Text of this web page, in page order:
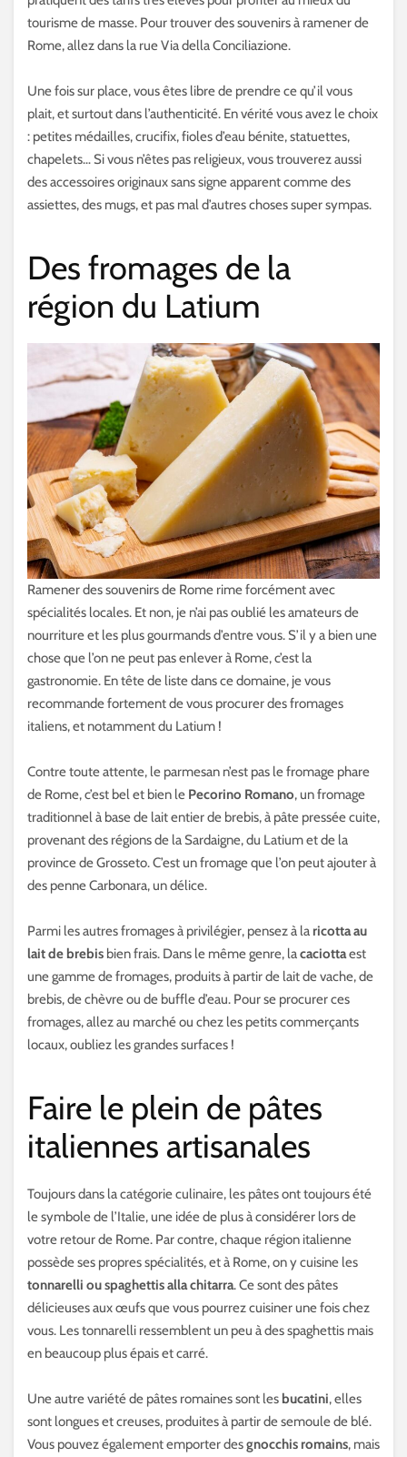
tourisme de masse. Pour trouver des souvenirs à ramener de
Rome, allez dans la rue Via della Conciliazione.
Une fois sur place, vous êtes libre de prendre ce qu’il vous
plait, et surtout dans l’authenticité. En vérité vous avez le choix
: petites médailles, crucifix, fioles d’eau bénite, statuettes,
chapelets… Si vous n’êtes pas religieux, vous trouverez aussi
des accessoires originaux sans signe apparent comme des
assiettes, des mugs, et pas mal d’autres choses super sympas.
Des fromages de la
région du Latium
Ramener des souvenirs de Rome rime forcément avec
spécialités locales. Et non, je n’ai pas oublié les amateurs de
nourriture et les plus gourmands d’entre vous. S’il y a bien une
chose que l’on ne peut pas enlever à Rome, c’est la
gastronomie. En tête de liste dans ce domaine, je vous
recommande fortement de vous procurer des fromages
italiens, et notamment du Latium !
Contre toute attente, le parmesan n’est pas le fromage phare
de Rome, c’est bel et bien le Pecorino Romano, un fromage
traditionnel à base de lait entier de brebis, à pâte pressée cuite,
provenant des régions de la Sardaigne, du Latium et de la
province de Grosseto. C’est un fromage que l’on peut ajouter à
des penne Carbonara, un délice.
Parmi les autres fromages à privilégier, pensez à la ricotta au
lait de brebis bien frais. Dans le même genre, lacaciottaest
une gamme de fromages, produits à partir de lait de vache, de
brebis, de chèvre ou de buffle d’eau. Pour se procurer ces
fromages, allez au marché ou chez les petits commerçants
locaux, oubliez les grandes surfaces !
Faire le plein de pâtes
italiennes artisanales
Toujours dans la catégorie culinaire, les pâtes ont toujours été
le symbole de l’Italie, une idée de plus à considérer lors de
votre retour de Rome. Par contre, chaque région italienne
possède ses propres spécialités, et à Rome, on y cuisine les
tonnarelli ou spaghettis alla chitarra. Ce sont des pâtes
délicieuses aux œufs que vous pourrez cuisiner une fois chez
vous. Les tonnarelli ressemblent un peu à des spaghettis mais
en beaucoup plus épais et carré.
Une autre variété de pâtes romaines sont les bucatini, elles
sont longues et creuses, produites à partir de semoule de blé.
Vous pouvez également emporter desgnocchis romains, mais